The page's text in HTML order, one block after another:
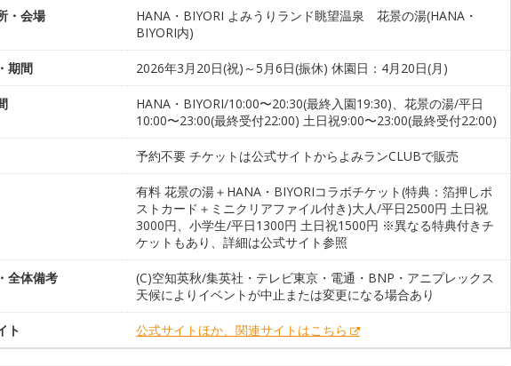
・会場
HANA・BIYORI よみうりランド眺望温泉 花景の湯(HANA・
BIYORI内)
期間 2026年3月20日(祝)～5月6日(振休) 休園日：4月20日(月)
HANA・BIYORI/10:00〜20:30(最終入園19:30)、花景の湯/平日
10:00〜23:00(最終受付22:00) 土日祝9:00〜23:00(最終受付22:00)
予約不要 チケットは公式サイトからよみランCLUBで販売
有料 花景の湯＋HANA・BIYORIコラボチケット(特典：箔押しポ
ストカード＋ミニクリアファイル付き)大人/平日2500円 土日祝
3000円、小学生/平日1300円 土日祝1500円 ※異なる特典付きチ
ケットもあり、詳細は公式サイト参照
全体備考
(C)空知英秋/集英社・テレビ東京・電通・BNP・アニプレックス
天候によりイベントが中止または変更になる場合あり
ト 公式サイトほか、関連サイトはこちら